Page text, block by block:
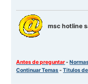
msc hotline
Antes de preguntar-
Continuar Temas-Titulos